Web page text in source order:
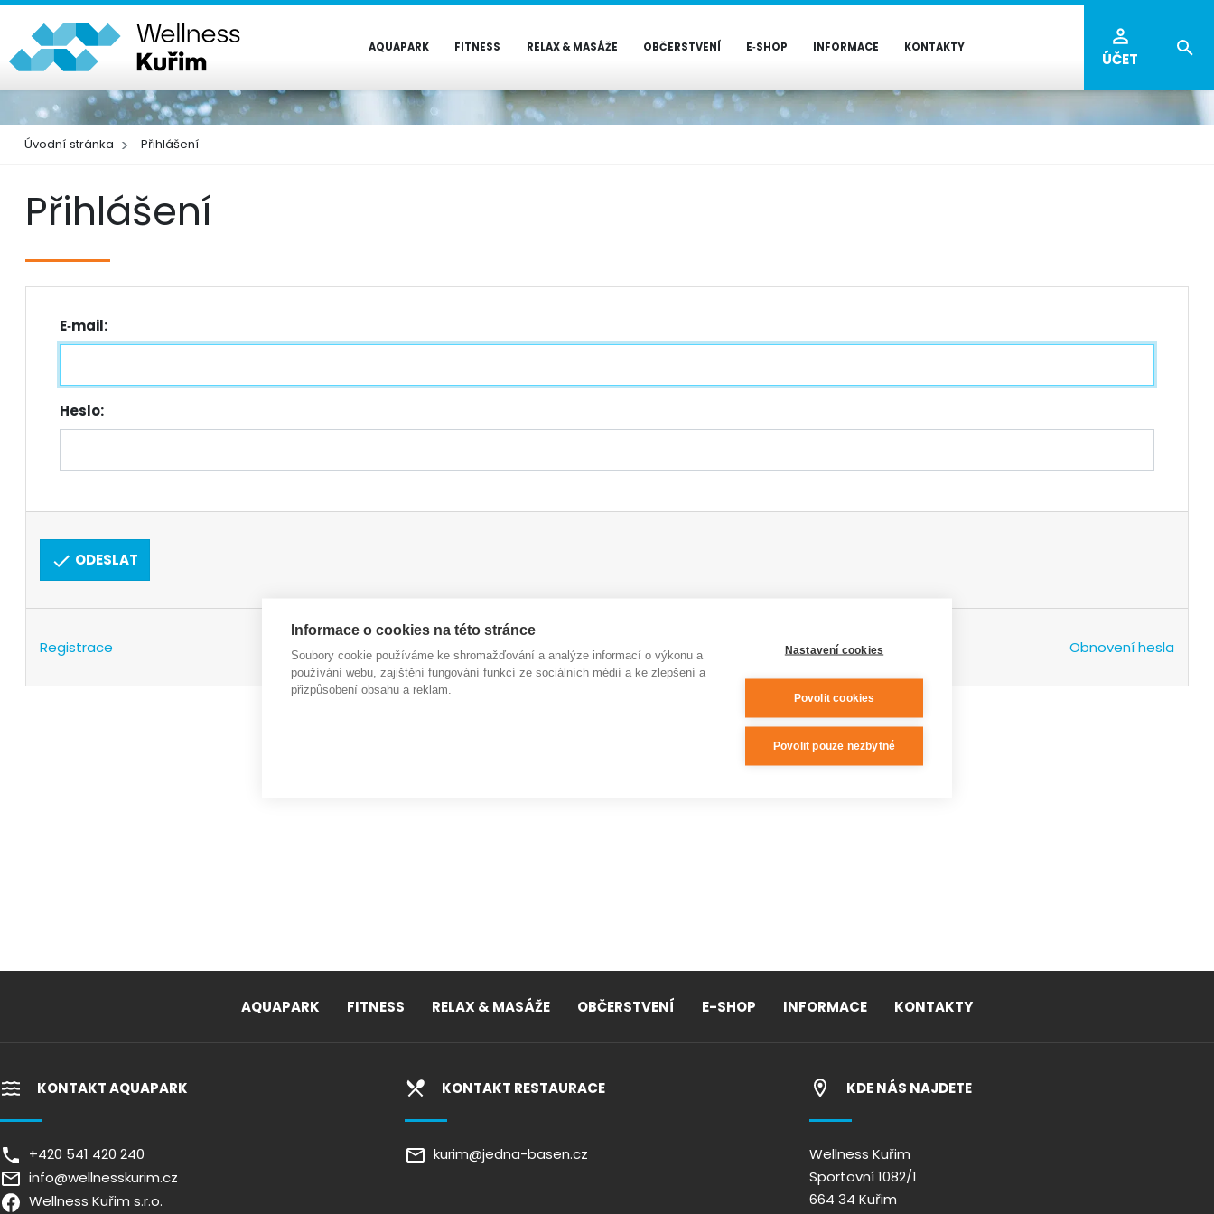
AQUAPARK FITNESS RELAX & MASÁŽE OBČERSTVENÍ E‑SHOP INFORMACE KONTAKTY
ÚČET
Úvodní stránka Přihlášení
Přihlášení
E‑mail:
Heslo:
ODESLAT
Registrace Obnovení hesla
AQUAPARK FITNESS RELAX & MASÁŽE OBČERSTVENÍ E-SHOP INFORMACE KONTAKTY
KONTAKT AQUAPARK
+420 541 420 240
info@wellnesskurim.cz
Wellness Kuřim s.r.o.
KONTAKT RESTAURACE
kurim@jedna-basen.cz
KDE NÁS NAJDETE
Wellness Kuřim
Sportovní 1082/1
664 34 Kuřim
Informace o cookies na této stránce
Soubory cookie používáme ke shromažďování a analýze informací o výkonu a
používání webu, zajištění fungování funkcí ze sociálních médií a ke zlepšení a
přizpůsobení obsahu a reklam.
Nastavení cookies
Povolit cookies
Povolit pouze nezbytné